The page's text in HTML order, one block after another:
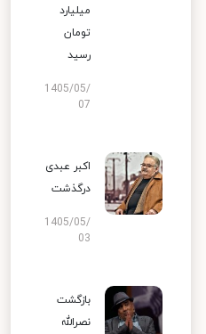
میلیارد
تومان
رسید
1405/05/
07
اکبر عبدی
درگذشت
1405/05/
03
بازگشت
نصرالله